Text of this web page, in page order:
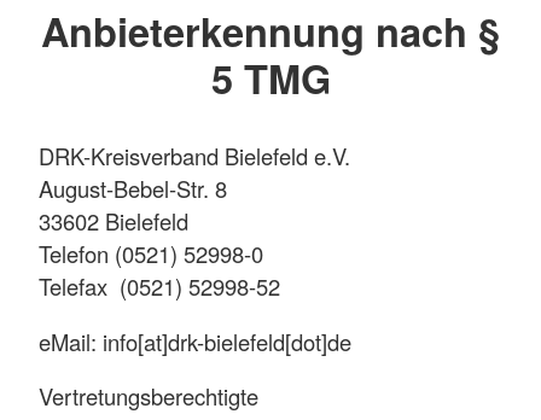
Anbieterkennung nach §
5 TMG
DRK-Kreisverband Bielefeld e.V.
August-Bebel-Str. 8
33602 Bielefeld
Telefon (0521) 52998-0
Telefax (0521) 52998-52
eMail: info[at]drk-bielefeld[dot]de
Vertretungsberechtigte